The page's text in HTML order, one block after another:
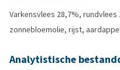
Varkensvlees 28,7%,
zonnebloemolie, rijst,
Analytistische